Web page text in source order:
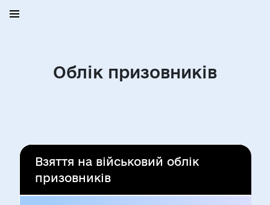
Облік призовників
Взяття на військовий облік
призовників